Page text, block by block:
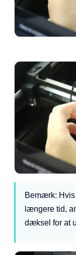
Bemærk:
længere tid,
dæksel for at